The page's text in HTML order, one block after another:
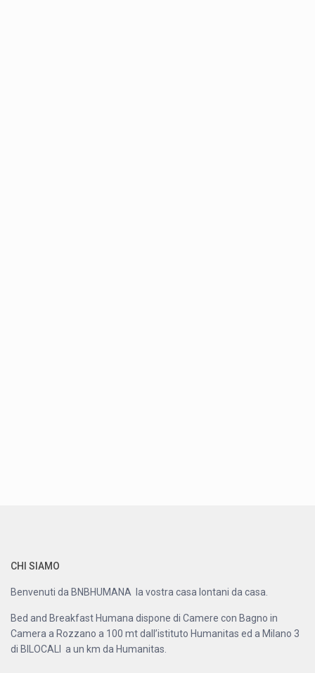
CHI SIAMO
Benvenuti da BNBHUMANA la vostra casa lontani da casa.
Bed and Breakfast Humana dispone di Camere con Bagno in
Camera a Rozzano a 100 mt dall’istituto Humanitas ed a Milano 3
di BILOCALI a un km da Humanitas.